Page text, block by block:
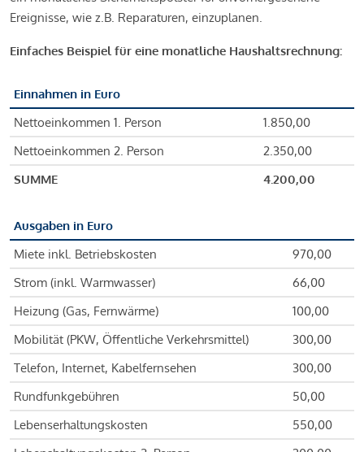
Ereignisse, wie z.B. Reparaturen, einzuplanen.
Einfaches Beispiel für eine monatliche Haushaltsrechnung:
Einnahmen in Euro
Nettoeinkommen 1. Person
1.850,00
Nettoeinkommen 2. Person
2.350,00
SUMME
4.200,00
Ausgaben in Euro
Miete inkl. Betriebskosten
970,00
Strom (inkl. Warmwasser)
66,00
Heizung (Gas, Fernwärme)
100,00
Mobilität (PKW, Öffentliche Verkehrsmittel)
300,00
Telefon, Internet, Kabelfernsehen
300,00
Rundfunkgebühren
50,00
Lebenserhaltungskosten
550,00